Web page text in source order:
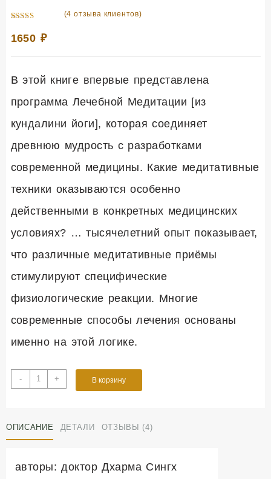
5.00из 5 на
(4 отзыва клиентов)
1650 ₽
В этой книге впервые представлена
программа Лечебной Медитации [из
кундалини йоги], которая соединяет
древнюю мудрость с разработками
современной медицины. Какие медитативные
техники оказываются особенно
действенными в конкретных медицинских
условиях? … тысячелетний опыт показывает,
что различные медитативные приёмы
стимулируют специфические
физиологические реакции. Многие
современные способы лечения основаны
именно на этой логике.
-
Количество
товара
лекарство
+ В корзину
ОПИСАНИЕ ДЕТАЛИ ОТЗЫВЫ (4)
авторы: доктор Дхарма Сингх